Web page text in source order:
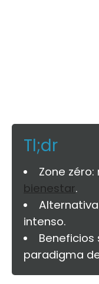
Tl;dr
Zone
bienestar.
intenso.
paradigma